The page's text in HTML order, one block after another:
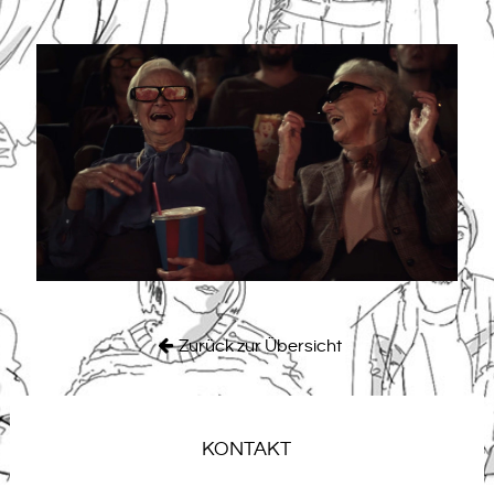
Zurück zur Übersicht
KONTAKT